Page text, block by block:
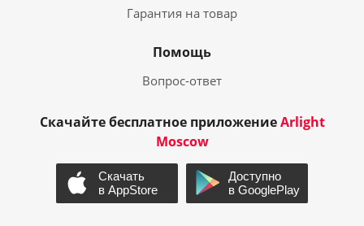
Гарантия на товар
Помощь
Вопрос-ответ
Скачайте бесплатное приложениеArlight
Moscow